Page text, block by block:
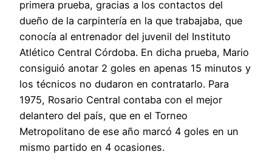
primera prueba, gracias a los contactos del
dueño de la carpintería en la que trabajaba, que
conocía al entrenador del juvenil del Instituto
Atlético Central Córdoba. En dicha prueba, Mario
consiguió anotar 2 goles en apenas 15 minutos y
los técnicos no dudaron en contratarlo. Para
1975, Rosario Central contaba con el mejor
delantero del país, que en el Torneo
Metropolitano de ese año marcó 4 goles en un
mismo partido en 4 ocasiones.